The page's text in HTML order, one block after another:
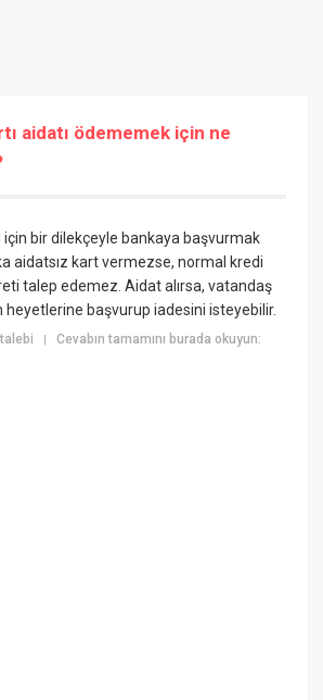
aidatı ödememek için ne
için bir dilekçeyle bankaya başvurmak
aidatsız kart vermezse, normal kredi
talep edemez. Aidat alırsa, vatandaş
heyetlerine başvurup iadesini isteyebilir.
|Cevabın tamamını burada okuyun: